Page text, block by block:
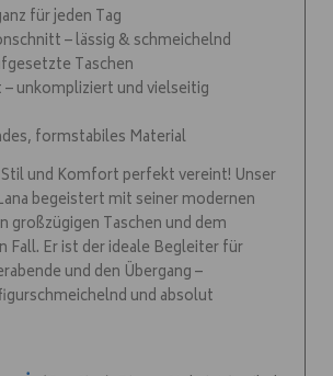
für jeden Tag
– lässig & schmeichelnd
Taschen
unkompliziert und vielseitig
formstabiles Material
und Komfort perfekt vereint! Unser
begeistert mit seiner modernen
großzügigen Taschen und dem
Fall. Er ist der ideale Begleiter für
und den Übergang –
und absolut